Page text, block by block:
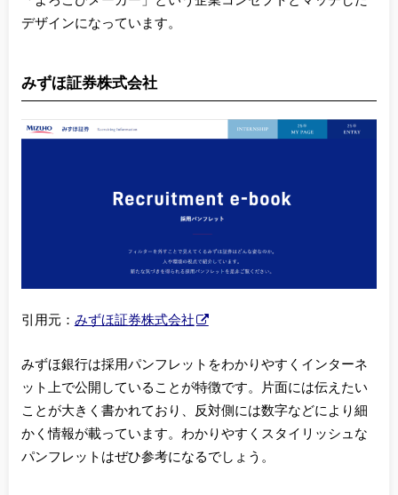
デザインになっています。
みずほ証券株式会社
引用元： みずほ証券株式会社
みずほ銀行は採用パンフレットをわかりやすくインターネ
ット上で公開していることが特徴です。片面には伝えたい
ことが大きく書かれており、反対側には数字などにより細
かく情報が載っています。わかりやすくスタイリッシュな
パンフレットはぜひ参考になるでしょう。